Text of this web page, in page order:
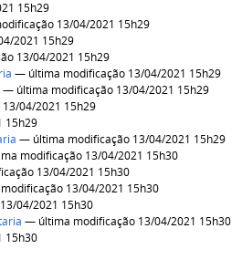
15h29
13/04/2021 15h29
2021 15h29
13/04/2021 15h29
— última modificação 13/04/2021 15h29
— última modificação 13/04/2021 15h29
04/2021 15h29
15h29
— última modificação 13/04/2021 15h29
modificação 13/04/2021 15h30
13/04/2021 15h30
13/04/2021 15h30
04/2021 15h30
— última modificação 13/04/2021 15h30
15h30